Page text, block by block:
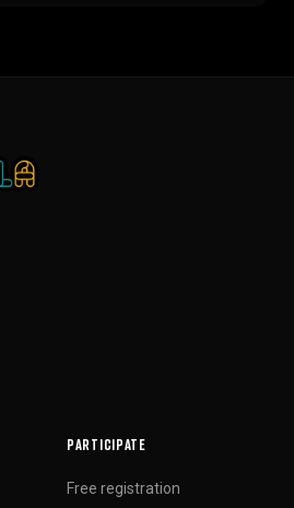
PARTICIPATE
Free registration